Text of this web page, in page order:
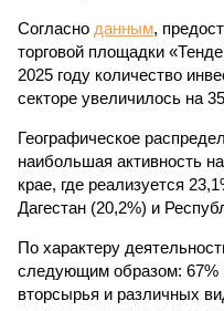
Согласно данным,
торговой площадки
2025 году количество
секторе увеличилось на
Географическое
наибольшая активность
крае, где реализуется
Дагестан (20,2%) и
По характеру
следующим образом: 67%
вторсырья и различных